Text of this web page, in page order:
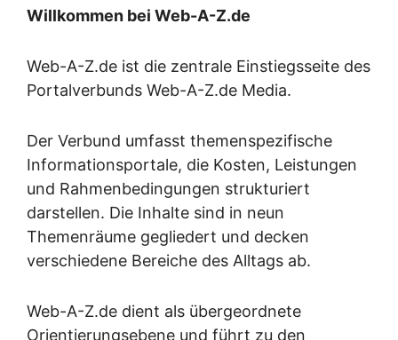
Willkommen bei Web-A-Z.de
Web-A-Z.de ist die zentrale Einstiegsseite des
Portalverbunds Web-A-Z.de Media.
Der Verbund umfasst themenspezifische
Informationsportale, die Kosten, Leistungen
und Rahmenbedingungen strukturiert
darstellen. Die Inhalte sind in neun
Themenräume gegliedert und decken
verschiedene Bereiche des Alltags ab.
Web-A-Z.de dient als übergeordnete
Orientierungsebene und führt zu den